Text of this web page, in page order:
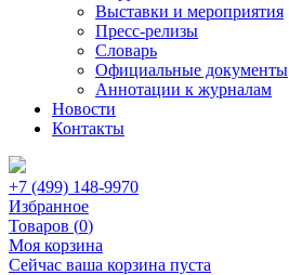
Выставки и мероприятия
Пресс-релизы
Словарь
Официальные документы
Аннотации к журналам
Новости
Контакты
+7 (499) 148-9970
Избранное
Товаров (0)
Моя корзина
Сейчас ваша корзина пуста